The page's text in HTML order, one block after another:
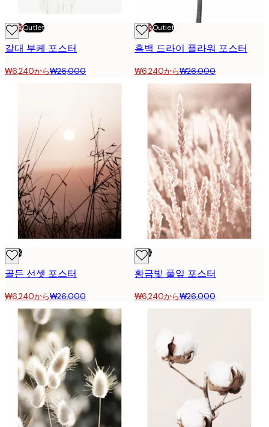
-70%Outlet
갈대 부케 포스터
₩6,240から₩26,000
-70%Outlet
흑백 드라이 플라워 포스터
₩6,240から₩26,000
-76%
골든 선셋 포스터
₩6,240から₩26,000
-76%
황금빛 풀잎 포스터
₩6,240から₩26,000